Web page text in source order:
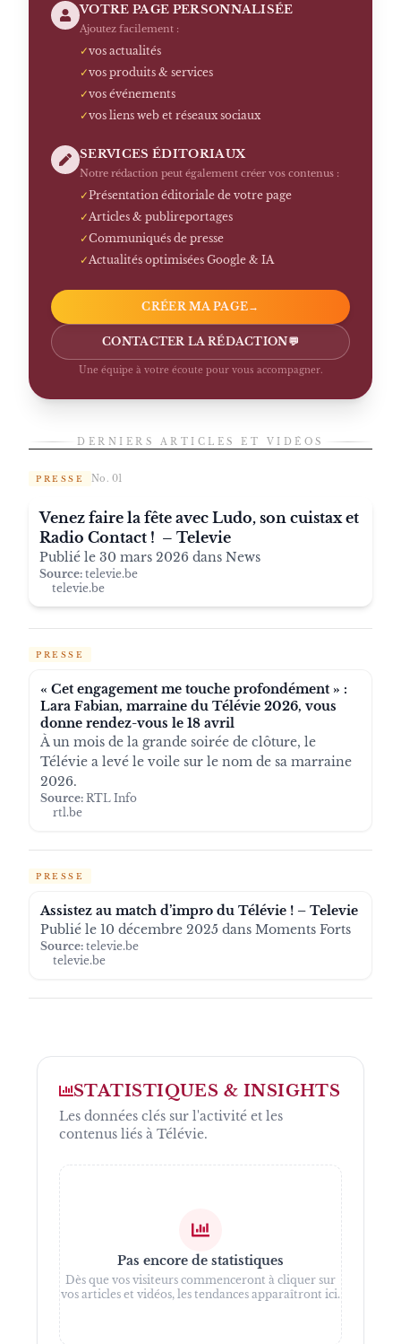
VOTRE PAGE PERSONNALISÉE
Ajoutez facilement :
✓vos actualités
✓vos produits & services
✓vos événements
✓vos liens web et réseaux sociaux
SERVICES ÉDITORIAUX
Notre rédaction peut également créer vos contenus :
✓Présentation éditoriale de votre page
✓ Articles & publireportages
✓Communiqués de presse
✓ Actualités optimisées Google & IA
CRÉER MA PAGE→
CONTACTER LA RÉDACTION💬
Une équipe à votre écoute pour vous accompagner.
DERNIERS ARTICLES ET VIDÉOS
PRESSE No. 01
Venez faire la fête avec Ludo, son cuistax et
Radio Contact ! – Televie
Publié le 30 mars 2026 dans News
Source: televie.be
televie.be
PRESSE
« Cet engagement me touche profondément » :
Lara Fabian, marraine du Télévie 2026, vous
donne rendez-vous le 18 avril
À un mois de la grande soirée de clôture, le
Télévie a levé le voile sur le nom de sa marraine
2026.
Source: RTL Info
rtl.be
PRESSE
Assistez au match d’impro du Télévie ! – Televie
Publié le 10 décembre 2025 dans Moments Forts
Source: televie.be
televie.be
STATISTIQUES & INSIGHTS
Les données clés sur l'activité et les
contenus liés à Télévie.
Pas encore de statistiques
Dès que vos visiteurs commenceront à cliquer sur
vos articles et vidéos, les tendances apparaîtront ici.